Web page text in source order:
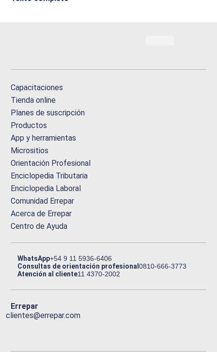
Capacitaciones
Tienda online
Planes de suscripción
Productos
App y herramientas
Micrositios
Orientación Profesional
Enciclopedia Tributaria
Enciclopedia Laboral
Comunidad Errepar
Acerca de Errepar
Centro de Ayuda
WhatsApp+54 9 11 5936-6406
Consultas de orientación profesional0810-666-3773
Atención al cliente11 4370-2002
Errepar
clientes@errepar.com